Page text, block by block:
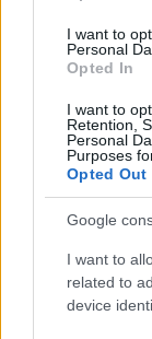
I want to
Personal
Opted In
I want to
Retention,
Personal
Purposes
Opted Out
Google
I want to
related to
device
un
LASĪTĀKIE
Ārsti
pēc 45
Armands
sarunāts
visi